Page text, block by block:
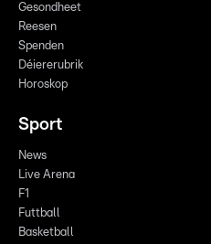
Gesondheet
Reesen
Spenden
Déiererubrik
Horoskop
Sport
News
Live Arena
F1
Futtball
Basketball